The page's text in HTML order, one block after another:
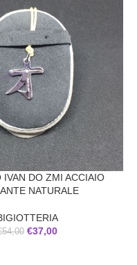
IVAN DO ZMI ACCIAIO
NATURALE
54,00 €37,00